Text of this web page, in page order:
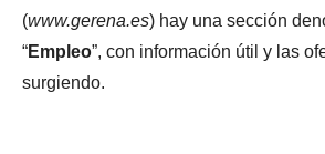
(www.gerena.es) hay una sección
“Empleo”, con información útil y las
surgiendo.